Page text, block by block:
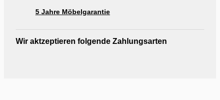
5 Jahre Möbelgarantie
Wir aktzeptieren folgende Zahlungsarten